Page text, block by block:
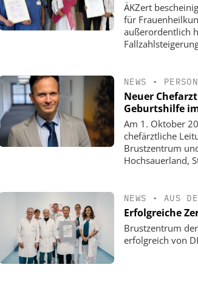
ÄKZert
für
außerordentlich
NEWS •
Neuer
Geburtshilfe
Am 1. Oktober
chefärztliche
Brustzentrum
Hochsauerland,
NEWS • AUS
Erfolgreiche
Brustzentrum
erfolgreich von
EASY SOFTWARE AG
Digitalisierung im
Personalmanagement: Von
Ordnung zur KI-fähigen Steuerung